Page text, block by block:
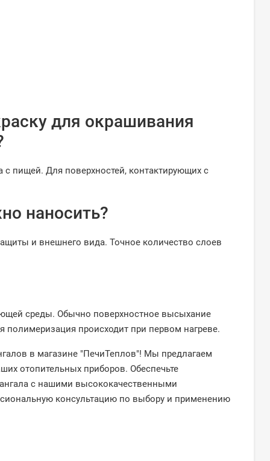
для окрашивания
пищей. Для поверхностей, контактирующих с
наносить?
и внешнего вида. Точное количество слоев
среды. Обычно поверхностное высыхание
полимеризация происходит при первом нагреве.
в магазине "ПечиТеплов"! Мы предлагаем
отопительных приборов. Обеспечьте
с нашими высококачественными
консультацию по выбору и применению